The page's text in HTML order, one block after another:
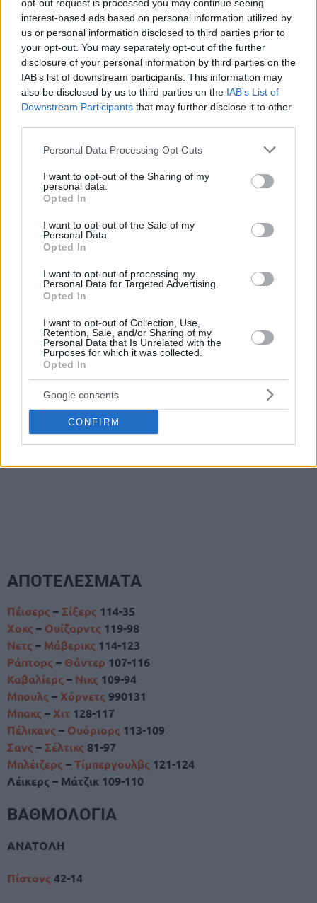
opt-out request is processed you may continue seeing
interest-based ads based on personal information utilized by
us or personal information disclosed to third parties prior to
your opt-out. You may separately opt-out of the further
disclosure of your personal information by third parties on the
IAB’s list of downstream participants. This information may
also be disclosed by us to third parties on the IAB’s List of
Downstream Participants that may further disclose it to other
Please note that this website/app uses one or more Google
not limited to your visit or usage behaviour. You may click to
grant or deny consent to Google and its third-party tags to
use your data for below specified purposes in below Google
consent section.
Personal Data Processing Opt Outs
I want to opt-out of the Sharing of my
personal data.
Opted In
I want to opt-out of the Sale of my
Personal Data.
Opted In
I want to opt-out of processing my
Personal Data for Targeted Advertising.
Opted In
I want to opt-out of Collection, Use,
Retention, Sale, and/or Sharing of my
Personal Data that Is Unrelated with the
Purposes for which it was collected.
Opted In
Google consents
CONFIRM
ΑΠΟΤΕΛΕΣΜΑΤΑ
Πέισερς –Σίξερς 114-35
Χοκς – Ουίζαρντς 119-98
Νετς – Μάβερικς 114-123
Ράπτορς – Θάντερ 107-116
Καβαλίερς – Νικς 109-94
Μπουλς –Χόρνετς 990131
Μπακς –Χιτ 128-117
Πέλικανς – Ουόριορς 113-109
Σανς –Σέλτικς 81-97
Μπλέιζερς –Τίμπεργουλβς 121-124
Λέικερς – Μάτζικ 109-110
ΒΑΘΜΟΛΟΓΙΑ
ΑΝΑΤΟΛΗ
Πίστονς 42-14